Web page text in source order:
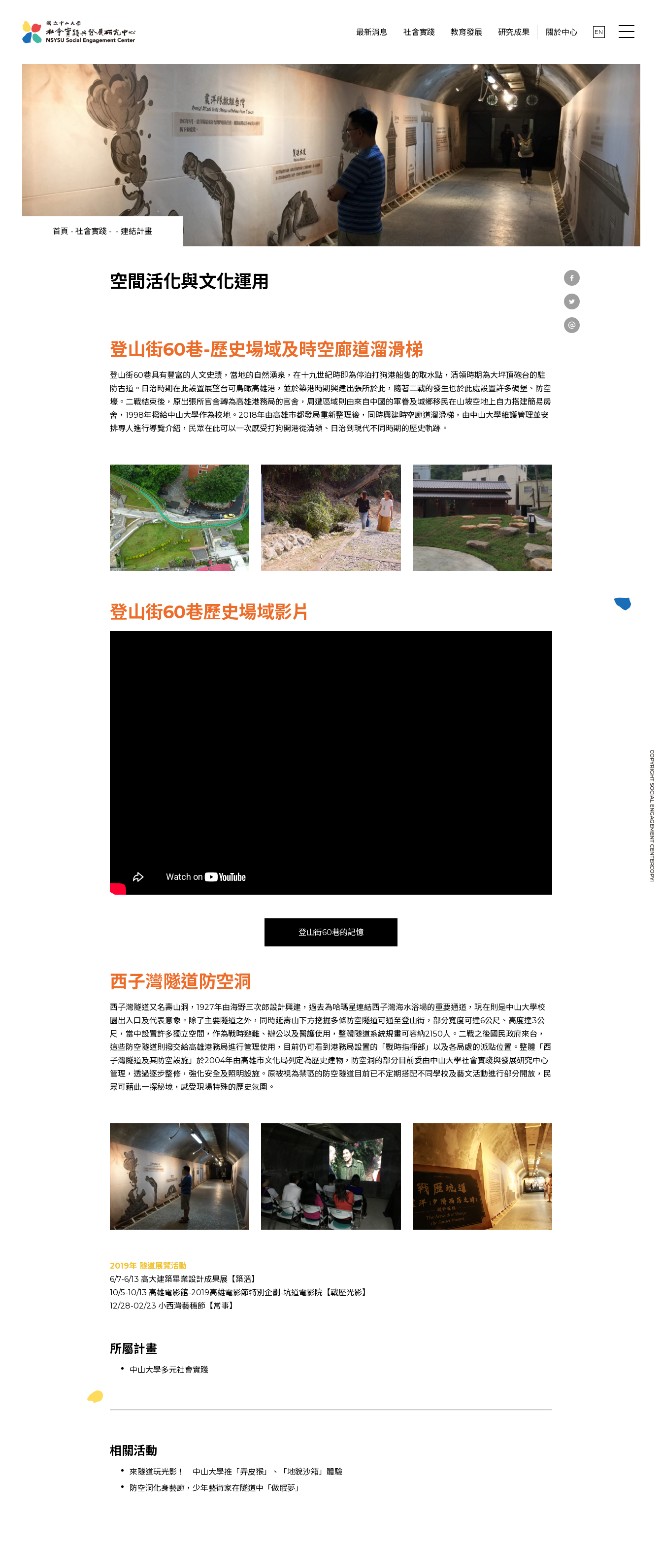
最新消息 社會實踐 教育發展 研究成果 關於中心 EN
最新消息
關於中心
社會實踐
教育發展
研究成果
外部連結
首頁 - 社會實踐 - - 連結計畫
空間活化與文化運用
登山街60巷-歷史場域及時空廊道溜滑梯
登山街60巷具有豐富的人文史蹟，當地的自然湧泉，在十九世紀時即為停泊打狗港船隻的取水點，清領時期為大坪頂砲台的駐
防古道。日治時期在此設置展望台可鳥瞰高雄港，並於築港時期興建出張所於此，隨著二戰的發生也於此處設置許多碉堡、防空
壕。二戰結束後，原出張所官舍轉為高雄港務局的官舍，周遭區域則由來自中國的軍眷及城鄉移民在山坡空地上自力搭建簡易房
舍，1998年撥給中山大學作為校地。2018年由高雄市都發局重新整理後，同時興建時空廊道溜滑梯，由中山大學維護管理並安
排專人進行導覽介紹，民眾在此可以一次感受打狗開港從清領、日治到現代不同時期的歷史軌跡。
登山街60巷歷史場域影片
登山街60巷的記憶
西子灣隧道防空洞
西子灣隧道又名壽山洞，1927年由海野三次郎設計興建，過去為哈瑪星連結西子灣海水浴場的重要通道，現在則是中山大學校
園出入口及代表意象。除了主要隧道之外，同時延壽山下方挖掘多條防空隧道可通至登山街，部分寬度可達6公尺、高度達3公
尺，當中設置許多獨立空間，作為戰時避難、辦公以及醫護使用，整體隧道系統規畫可容納2150人。二戰之後國民政府來台，
這些防空隧道則撥交給高雄港務局進行管理使用，目前仍可看到港務局設置的「戰時指揮部」以及各局處的派點位置。整體「西
子灣隧道及其防空設施」於2004年由高雄市文化局列定為歷史建物，防空洞的部分目前委由中山大學社會實踐與發展研究中心
管理，透過逐步整修，強化安全及照明設施。原被視為禁區的防空隧道目前已不定期搭配不同學校及藝文活動進行部分開放，民
眾可藉此一探秘境，感受現場特殊的歷史氛圍。
2019年 隧道展覽活動
6/7-6/13 高大建築畢業設計成果展【築溫】
10/5-10/13 高雄電影館-2019高雄電影節特別企劃-坑道電影院【戰歷光影】
12/28-02/23 小西灣藝穗節【常事】
所屬計畫
中山大學多元社會實踐
相關活動
來隧道玩光影！ 中山大學推「弄皮猴」、「地貌沙箱」體驗
防空洞化身藝廊，少年藝術家在隧道中「做眠夢」